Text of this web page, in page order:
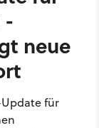
-
neue
für